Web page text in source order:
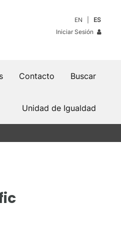
EN
ES
Iniciar Sesión
Buscar
Contacto
Unidad de Igualdad